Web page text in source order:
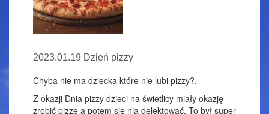
2023.01.19 Dzień pizzy
Chyba nie ma dziecka które nie lubi pizzy?.
Z okazji Dnia pizzy dzieci na świetlicy miały okazję
zrobić pizze a potem się nią delektować. To był super